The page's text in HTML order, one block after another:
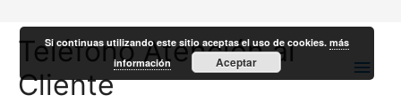
Teléfono Atención al
Cliente
Si continuas utilizando este sitio aceptas el uso de cookies.más
información
Aceptar